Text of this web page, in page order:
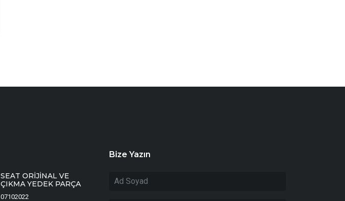
SEAT ORİJİNAL VE
ÇIKMA YEDEK PARÇA
07102022
Bize Yazın